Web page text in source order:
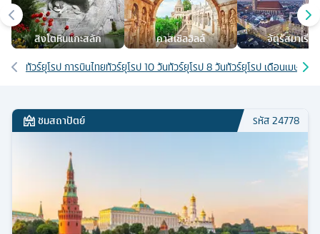
สิงโตหินแกะสลัก คาสเซิลฮิลล์ จัตุรัสมาเรียน
เส้นทางที่เกี่ยวข้อง
ทัวร์ยุโรป การบินไทยทัวร์ยุโรป 10 วันทัวร์ยุโรป 8 วันทัวร์ยุโรป เดือนเมษายน
ชมสถาปัตย์ รหัส24778